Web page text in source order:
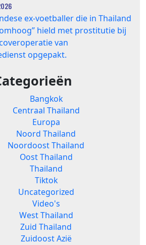
ex-voetballer die in Thailand
hield met prostitutie bij
van
opgepakt.
Bangkok
Centraal Thailand
Europa
Noord Thailand
Noordoost Thailand
Oost Thailand
Thailand
Tiktok
Uncategorized
Video's
West Thailand
Zuid Thailand
Zuidoost Azië